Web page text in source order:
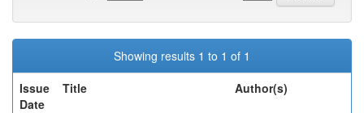
Showing results 1 to 1 of 1
Issue
Date
Title Author(s)